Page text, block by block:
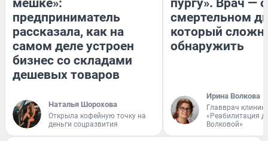
предприниматель
рассказала, как на
самом деле устроен
бизнес со складами
дешевых товаров
Наталья Шорохова
Открыла кофейную точку на
деньги соцразвития
смертельном
который
обнаружить
Ирина Волкова
Главврач
«Реабилитация
Волковой»